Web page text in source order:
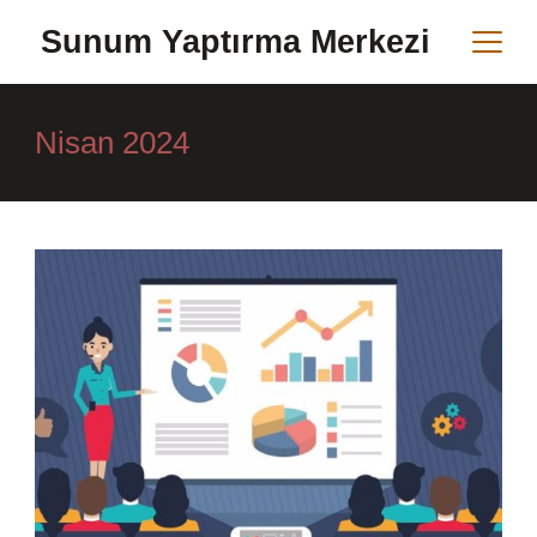
content
Sunum Yaptırma Merkezi
Nisan 2024